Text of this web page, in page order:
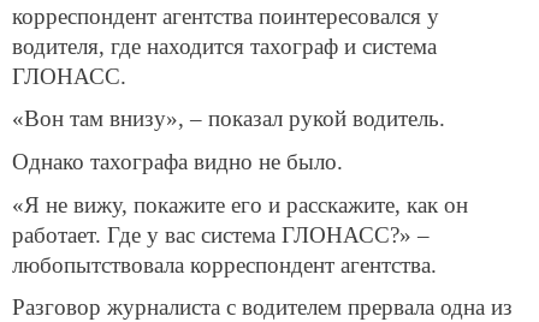
корреспондент агентства поинтересовался у
водителя, где находится тахограф и система
ГЛОНАСС.
«Вон там внизу», – показал рукой водитель.
Однако тахографа видно не было.
«Я не вижу, покажите его и расскажите, как он
работает. Где у вас система ГЛОНАСС?» –
любопытствовала корреспондент агентства.
Разговор журналиста с водителем прервала одна из